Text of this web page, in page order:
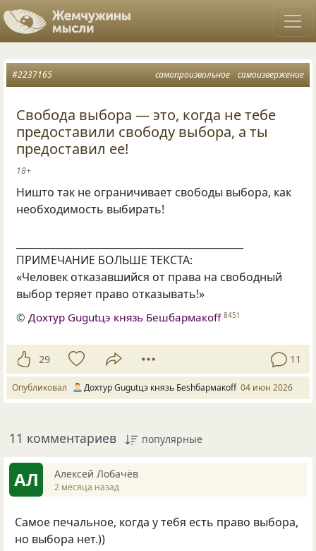
самопроизвольное самоизвержение
#2237165
Свобода выбора — это, когда не тебе
предоставили свободу выбора, а ты
предоставил ее!
18+
Ништо так не ограничивает свободы выбора, как
необходимость выбирать!
ПРИМЕЧАНИЕ БОЛЬШЕ ТЕКСТА:
«Человек отказавшийся от права на свободный
выбор теряет право отказывать!»
© Дохтур Gugutцэ князь Бешбармакоff 8451
29 11
Опубликовал Дохтур Gugutцэ князь Беshбармакоff 04 июн 2026
11 комментариев популярные
АЛ Алексей Лобачёв
2 месяца назад
Самое печальное, когда у тебя есть право выбора,
но выбора нет.))